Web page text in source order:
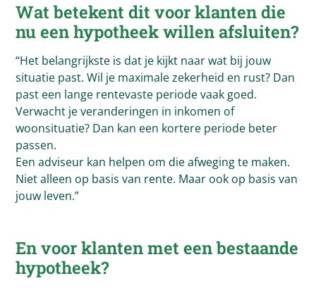
Wat betekent dit voor klanten die
nu een hypotheek willen afsluiten?
“Het belangrijkste is dat je kijkt naar wat bij jouw
situatie past. Wil je maximale zekerheid en rust? Dan
past een lange rentevaste periode vaak goed.
Verwacht je veranderingen in inkomen of
woonsituatie? Dan kan een kortere periode beter
passen.
Een adviseur kan helpen om die afweging te maken.
Niet alleen op basis van rente. Maar ook op basis van
jouw leven.”
En voor klanten met een bestaande
hypotheek?